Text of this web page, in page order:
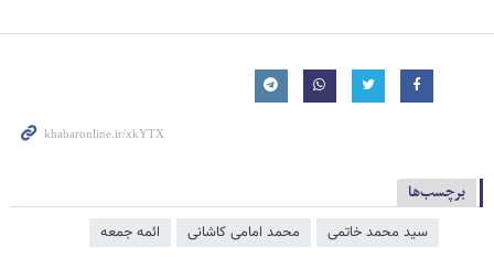
برچسب‌ها
سید محمد خاتمی محمد امامی کاشانی ائمه جمعه